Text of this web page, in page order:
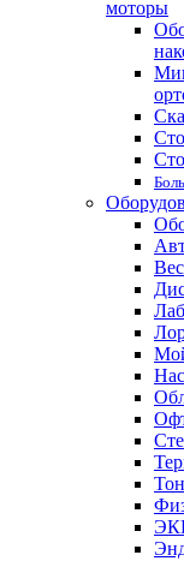
моторы